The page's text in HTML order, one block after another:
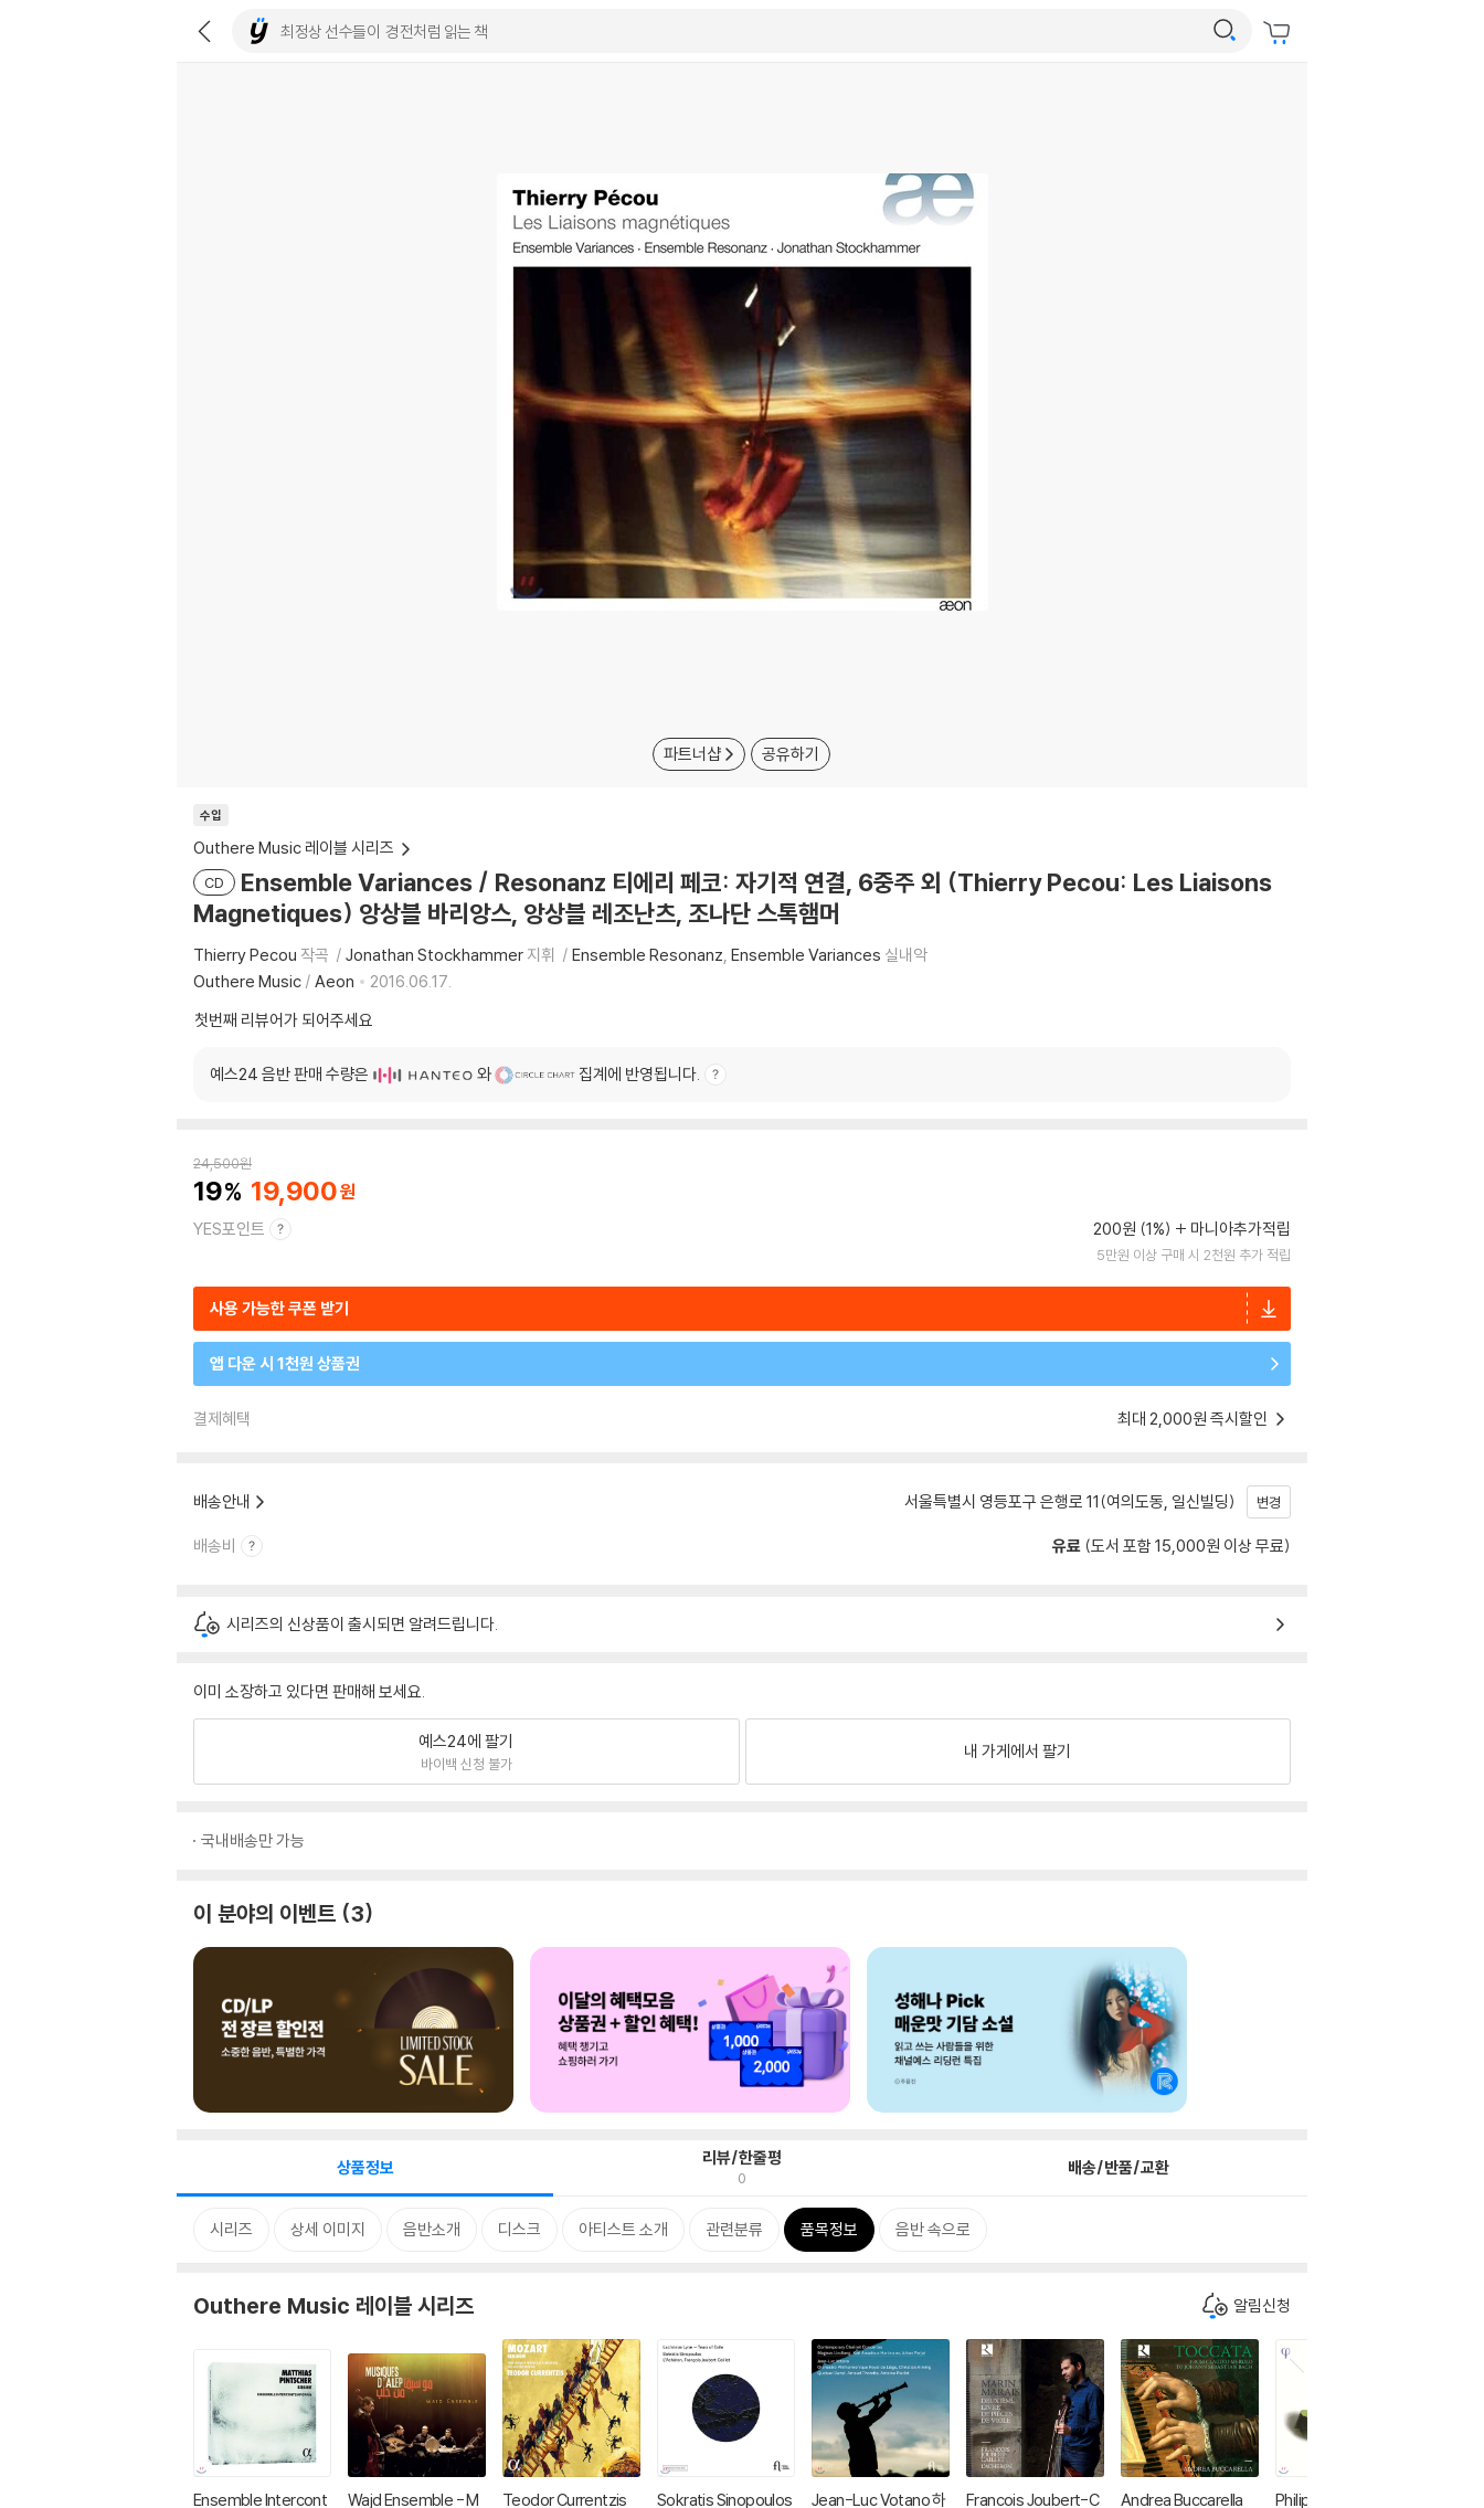
파트너샵 공유하기
수입
Outhere Music 레이블 시리즈
CD
Ensemble Variances / Resonanz 티에리 페코: 자기적 연결, 6중주 외 (Thierry Pecou: Les Liaisons
Magnetiques) 앙상블 바리앙스, 앙상블 레조난츠, 조나단 스톡햄머
Thierry Pecou 작곡 Jonathan Stockhammer 지휘 Ensemble Resonanz Ensemble Variances 실내악
Outhere Music / Aeon
2016.06.17.
첫번째 리뷰어가 되어주세요
예스24 음반 판매 수량은 와 집계에 반영됩니다.
24,500원
19 19,900
YES포인트 200원 (1%) 마니아추가적립
5만원 이상 구매 시 2천원 추가 적립
사용 가능한 쿠폰 받기
앱 다운 시 1천원 상품권
결제혜택 최대 2,000원 즉시할인
배송안내 서울특별시 영등포구 은행로 11(여의도동, 일신빌딩) 변경
배송비 유료 (도서 포함 15,000원 이상 무료)
시리즈의 신상품이 출시되면 알려드립니다.
이미 소장하고 있다면 판매해 보세요.
예스24에 팔기
바이백 신청 불가
내 가게에서 팔기
국내배송만 가능
이 분야의 이벤트 3
상품정보 리뷰/한줄평
0 배송/반품/교환
시리즈 상세 이미지 음반소개 디스크 아티스트 소개 관련분류 품목정보 음반 속으로
Outhere Music 레이블 시리즈 알림신청
Ensemble Intercont
Wajd Ensemble - M
Teodor Currentzis
Sokratis Sinopoulos
Jean-Luc Votano 하
Francois Joubert-C
Andrea Buccarella
Philippe Herrewegh